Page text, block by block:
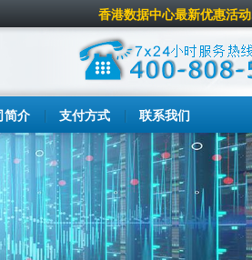
香港数据中心最新优惠活
简介 支付方式 联系我们